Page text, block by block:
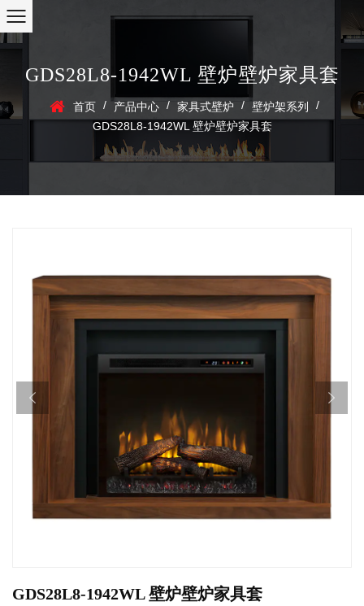
GDS28L8-1942WL 壁炉壁炉家具套
首页 / 产品中心 / 家具式壁炉 / 壁炉架系列
/
GDS28L8-1942WL 壁炉壁炉家具套
GDS28L8-1942WL 壁炉壁炉家具套